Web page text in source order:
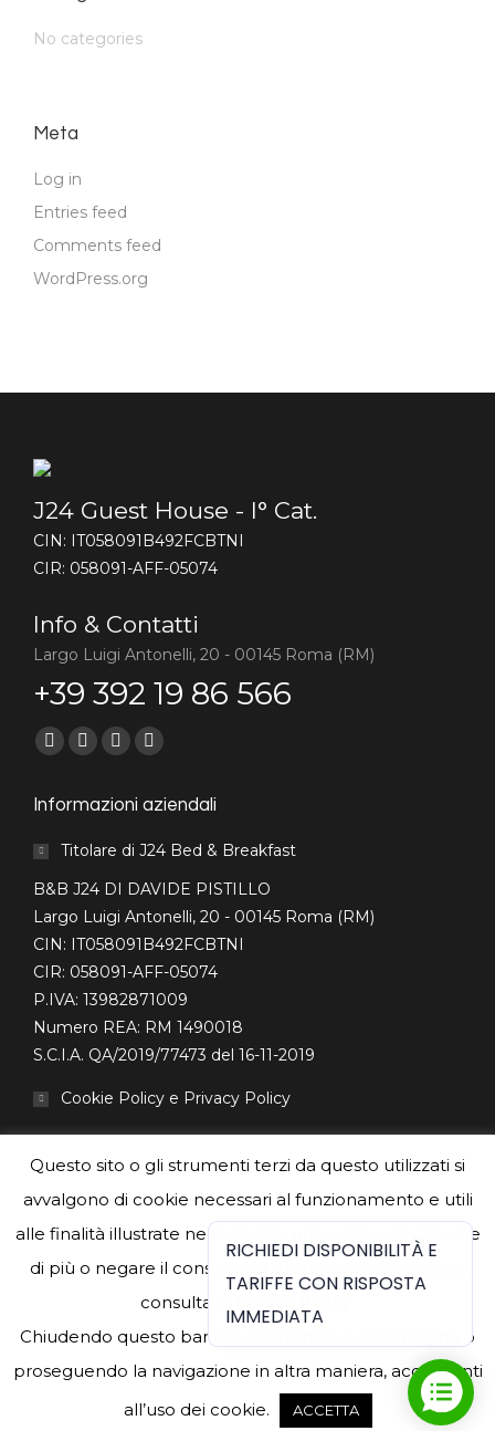
No categories
Meta
Log in
Entries feed
Comments feed
WordPress.org
J24 Guest House - I° Cat.
CIN: IT058091B492FCBTNI
CIR: 058091-AFF-05074
Info & Contatti
Largo Luigi Antonelli, 20 - 00145 Roma (RM)
+39 392 19 86 566
Find us on:
Facebook
opens
in
window
Mail
opens
in
window
Website
opens
window
Whatsapp
opens
in
window
Informazioni aziendali
Titolare di J24 Bed & Breakfast
B&B J24 DI DAVIDE PISTILLO
Largo Luigi Antonelli, 20 - 00145 Roma (RM)
CIN: IT058091B492FCBTNI
CIR: 058091-AFF-05074
P.IVA: 13982871009
Numero REA: RM 1490018
S.C.I.A. QA/2019/77473 del 16-11-2019
Cookie Policy e Privacy Policy
Traveller Review Awards 2024
© 2020 J24 GUEST HOUSE - RIF. S.C.I.A. QA/2019/77473 - DEL
16-11-2019
Questo sito o gli strumenti terzi da questo utilizzati si
avvalgono di cookie necessari al funzionamento e utili
alle finalità illustrate nella cookie policy. Se vuoi saperne
di più o negare il consenso a tutti o ad alcuni cookie,
consulta la
Chiudendo questo banner, scorrendo questa pagina o
proseguendo la navigazione in altra maniera, acconsenti
all’uso dei cookie.
ACCETTA
RICHIEDI DISPONIBILITÀ E
TARIFFE CON RISPOSTA
IMMEDIATA